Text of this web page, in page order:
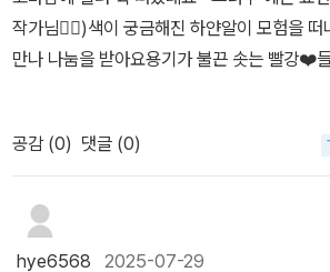
까?' 대화하다보면더욱 더 몰입해서 빤짝빤짝
을 볼 수 있어요!!개인적으로 '색'에 담긴 감정
너무 좋았어요!!아이들의 시선에 맞춰, 찰떡
느낄 수 있는 감정을 직관적으로 표현했어요.
도 풍성해지는 경험,아이와 함께 나눠보시는
발달에도 긍정적인 영향 팍팍!!“내 안에 이미
지가자존감과 자아 발견의 주제를 부드럽게
작가님👍🏽)색이 궁금해진 하얀알이 모험을
만나 나눔을 받아요용기가 불끈 솟는 빨강❤️
💚훨훨 날고 싶은 마음이 드는 파랑💙마지막
되는데~..나눔과 각자의 특별한개성의 소중함,
림책이에요.독후활동으로 다양한 색의 알도
봤어요🎨..📗『떼굴떼굴 사르르 사르르』
비룡소#떼굴떼굴사르르사르르#김예은#유아
공감 (0) 댓글 (0)
hye6568 2025-07-29